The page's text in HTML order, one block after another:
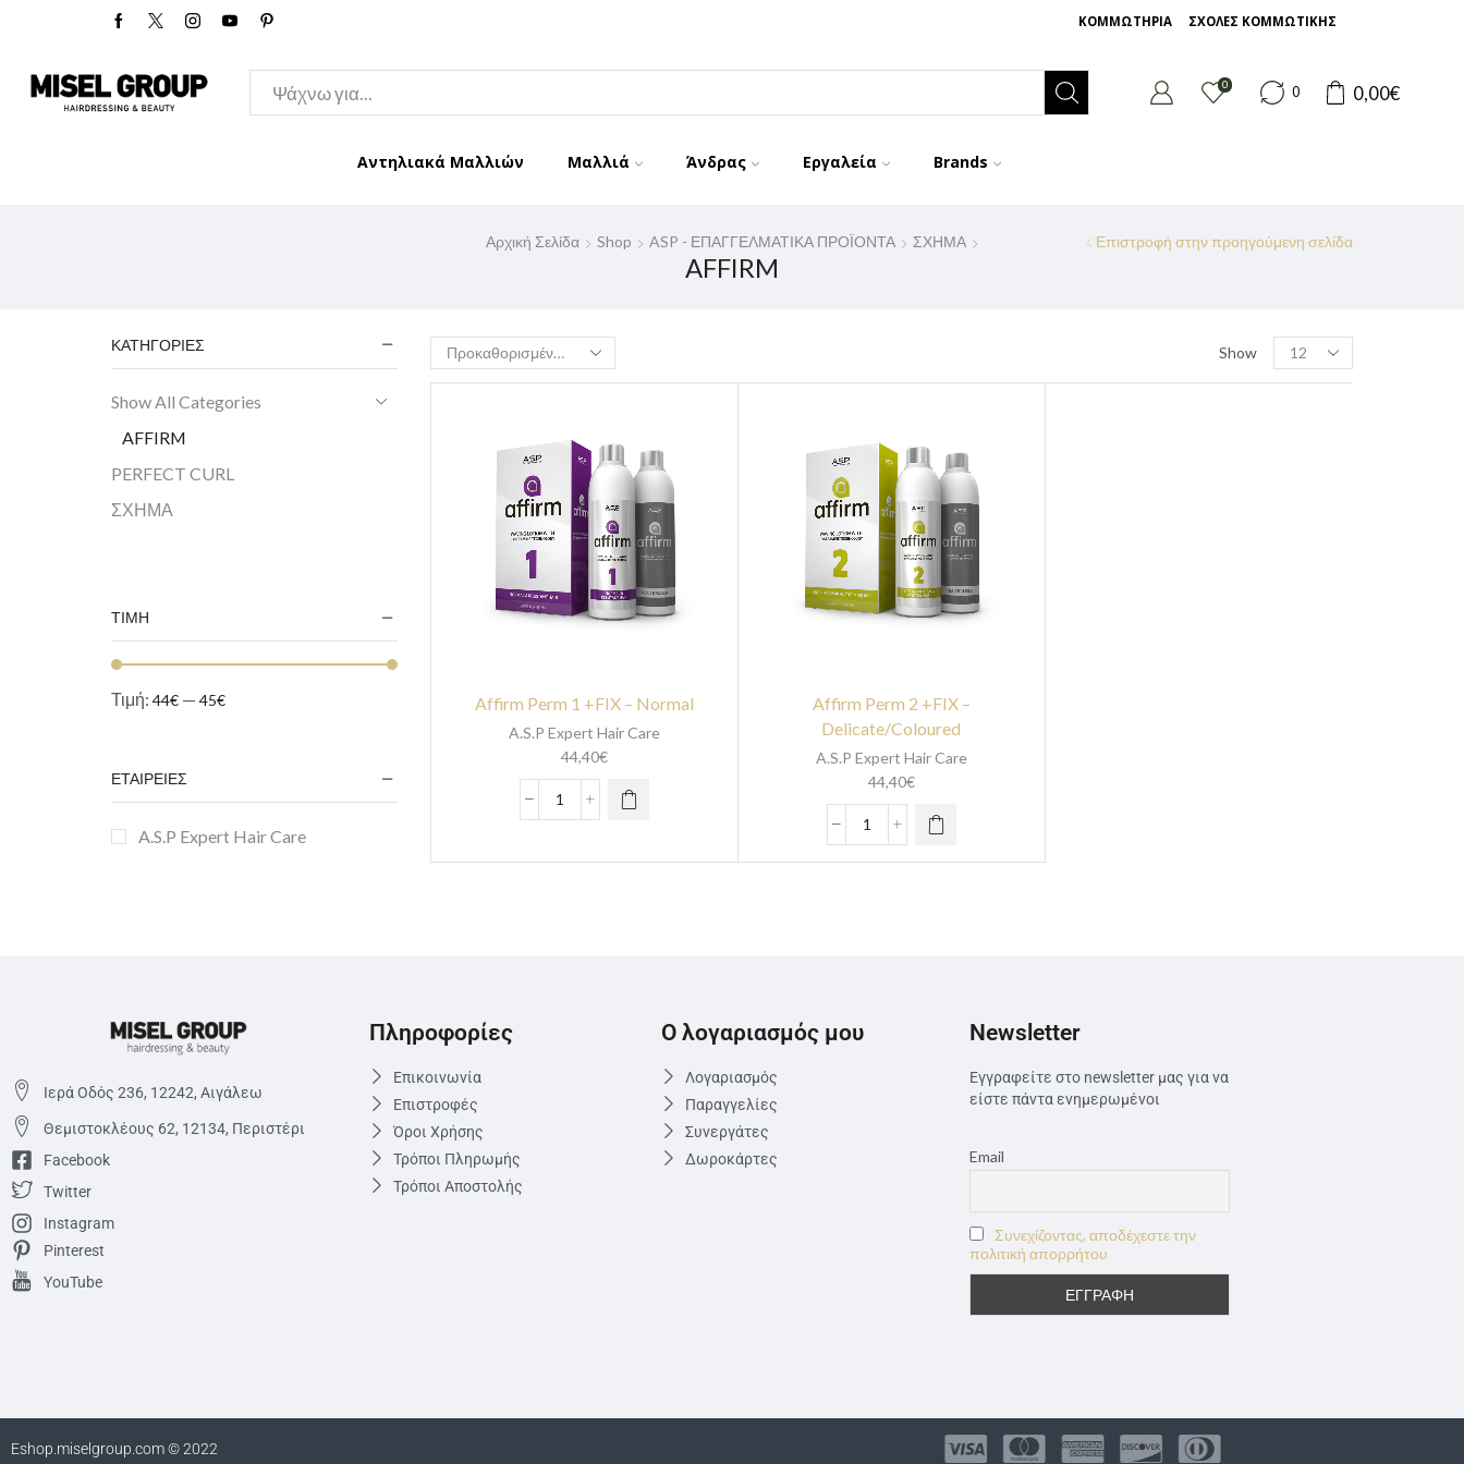
ΚΟΜΜΩΤΗΡΙΑ ΣΧΟΛΕΣ ΚΟΜΜΩΤΙΚΗΣ
0 0 0,00€
Αντηλιακά Μαλλιών Μαλλιά Άνδρας Εργαλεία Brands
Αρχική Σελίδα Shop ASP - ΕΠΑΓΓΕΛΜΑΤΙΚΑ ΠΡΟΪΟΝΤΑ ΣΧΗΜΑ
AFFIRM
Επιστροφή στην προηγούμενη σελίδα
Show
Affirm Perm 1 +FIX – Normal
A.S.P Expert Hair Care
44,40€
Affirm Perm 2 +FIX –
Delicate/Coloured
A.S.P Expert Hair Care
44,40€
ΚΑΤΗΓΟΡΊΕΣ
Show All Categories
AFFIRM
PERFECT CURL
ΣΧΗΜΑ
ΤΙΜΗ
Τιμή: 44€ — 45€
ΕΤΑΙΡΕΙΕΣ
A.S.P Expert Hair Care
Ιερά Οδός 236, 12242, Αιγάλεω
Θεμιστoκλέους 62, 12134, Περιστέρι
Facebook
Twitter
Instagram
Pinterest
YouTube
Πληροφορίες
Επικοινωνία
Επιστροφές
Όροι Χρήσης
Τρόποι Πληρωμής
Τρόποι Αποστολής
Ο λογαριασμός μου
Λογαριασμός
Παραγγελίες
Συνεργάτες
Δωροκάρτες
Newsletter
Εγγραφείτε στο newsletter μας για να
είστε πάντα ενημερωμένοι
Email
Συνεχίζοντας, αποδέχεστε την
πολιτική απορρήτου
Eshop.miselgroup.com © 2022